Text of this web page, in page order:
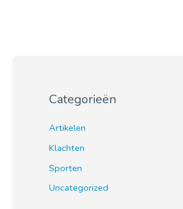
Categorieën
Artikelen
Klachten
Sporten
Uncategorized